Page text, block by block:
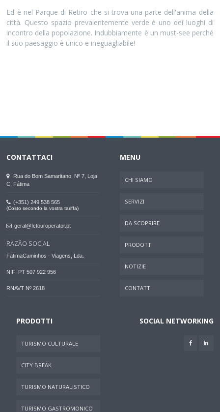
Ed è nel Parque di Retiro che si trova una parte dell'anima della
città. Questo spazio prevalentemente verde è uno dei luoghi di
incontro della popolazione. Indubbiamente è un must-see perché
il suo paesaggio è unico e ineguagliabile!
CONTATTACI
Rua do Bom Samaritano, Nº 7, Loja
C, Fátima
(+351) 249 538 565
(Costo secondo la vostra tariffa)
geral@fctouroperator.pt
RAZÃO SOCIAL
FatimaCaminhos - Viagens, Lda.
NIF: PT 507 922 956
RNAVT Nº 2618
MENU
CHI SIAMO
SERVIZI
DA SCOPRIRE
PRODOTTI
NOTIZIE
CONTATTI
PRODOTTI
TURISMO CULTURALE
CITY BREAK
TURISMO NATURALISTICO
TURISMO GASTROMONICO
SOCIAL NETWORKING